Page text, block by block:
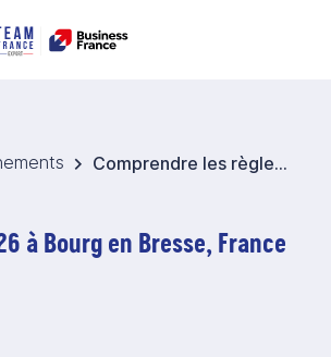
Comprendre les règles de TVA à l'international
à Bourg en Bresse, France